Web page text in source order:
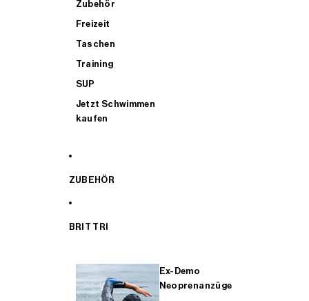
Zubehör
Freizeit
Taschen
Training
SUP
Jetzt Schwimmen
kaufen
ZUBEHÖR
BRIT TRI
Ex-Demo
Neoprenanzüge